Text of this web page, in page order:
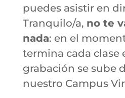
puedes asistir en
Tranquilo/a, no te
nada: en el
termina cada clase
grabación se sube
nuestro Campus